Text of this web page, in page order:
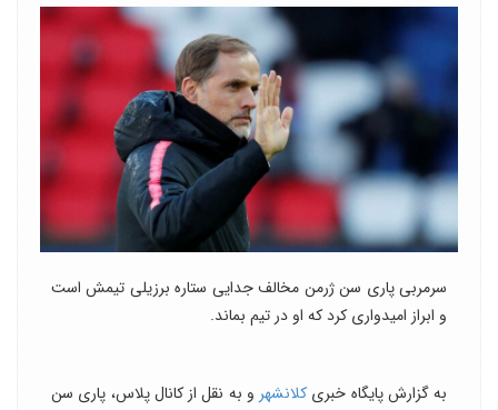
سرمربی پاری سن ژرمن مخالف جدایی ستاره برزیلی تیمش است
و ابراز امیدواری کرد که او در تیم بماند.
به گزارش پایگاه خبری کلانشهر و به نقل از کانال پلاس، پاری سن